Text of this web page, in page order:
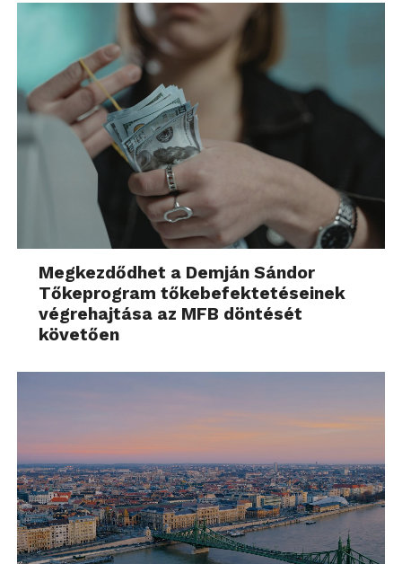
Megkezdődhet a Demján Sándor
Tőkeprogram tőkebefektetéseinek
végrehajtása az MFB döntését
követően